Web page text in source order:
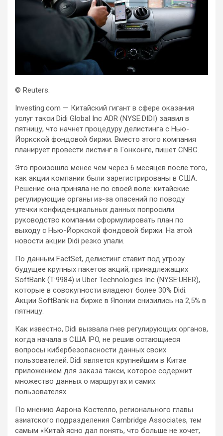
© Reuters.
Investing.com — Китайский гигант в сфере оказания
услуг такси Didi Global Inc ADR (NYSE:DIDI) заявил в
пятницу, что начнет процедуру делистинга с Нью-
Йоркской фондовой биржи. Вместо этого компания
планирует провести листинг в Гонконге, пишет CNBC.
Это произошло менее чем через 6 месяцев после того,
как акции компании были зарегистрированы в США.
Решение она приняла не по своей воле: китайские
регулирующие органы из-за опасений по поводу
утечки конфиденциальных данных попросили
руководство компании сформулировать план по
выходу с Нью-Йоркской фондовой биржи. На этой
новости акции Didi резко упали.
По данным FactSet, делистинг ставит под угрозу
будущее крупных пакетов акций, принадлежащих
SoftBank (T:9984) и Uber Technologies Inc (NYSE:UBER),
которые в совокупности владеют более 30% Didi.
Акции SoftBank на бирже в Японии снизились на 2,5% в
пятницу.
Как известно, Didi вызвала гнев регулирующих органов,
когда начала в США IPO, не решив остающиеся
вопросы кибербезопасности данных своих
пользователей. Didi является крупнейшим в Китае
приложением для заказа такси, которое содержит
множество данных о маршрутах и самих ​​
пользователях.
По мнению Аарона Костелло, регионального главы
азиатского подразделения Cambridge Associates, тем
самым «Китай ясно дал понять, что больше не хочет,